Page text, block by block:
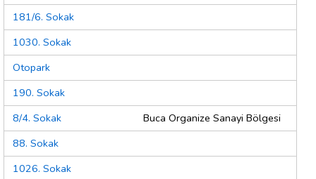
181/6. Sokak
1030. Sokak
Otopark
190. Sokak
8/4. Sokak
Buca Organize Sanayi Bölgesi
88. Sokak
1026. Sokak